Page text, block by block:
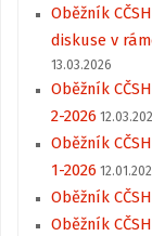
Oběžník
diskuse v
13.03.2026
Oběžník
2-2026
Oběžník
1-2026
Oběžník
Oběžník